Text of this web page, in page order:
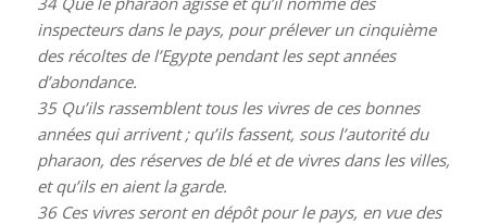
inspecteurs dans le pays, pour prélever un cinquième
des récoltes de l’Egypte pendant les sept années
d’abondance.
35 Qu’ils rassemblent tous les vivres de ces bonnes
années qui arrivent ; qu’ils fassent, sous l’autorité du
pharaon, des réserves de blé et de vivres dans les villes,
et qu’ils en aient la garde.
36 Ces vivres seront en dépôt pour le pays, en vue des